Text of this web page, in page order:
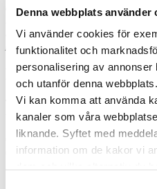
Denna webbplats använder
Vi använder cookies för
funktionalitet och
personalisering av
och utanför denna webbplats.
Vi kan komma att använda
kanaler som våra
liknande. Syftet med
information om de kakor vi
det första steget i Medichecks
hoppas jag på att människor kan
kommunikation med sina läkare
påverka vårdens upplägg och
För mer
Thomas Ehrengren, VD, 0704-54
thomas.ehrengren@medicheck.se
Christian Tärnholm, CTO, 0708-
christian.tarnholm@medicheck.se